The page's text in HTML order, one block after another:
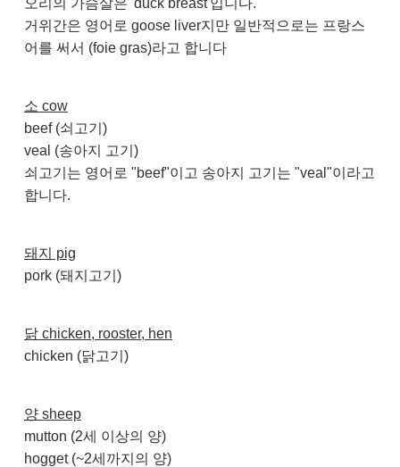
거위간은 영어로 goose liver지만 일반적으로는 프랑스
어를 써서 (foie gras)라고 합니다
소 cow
beef (쇠고기)
veal (송아지 고기)
쇠고기는 영어로 "beef"이고 송아지 고기는 "veal"이라고
합니다.
돼지 pig
pork (돼지고기)
닭 chicken, rooster, hen
chicken (닭고기)
양 sheep
mutton (2세 이상의 양)
hogget (~2세까지의 양)